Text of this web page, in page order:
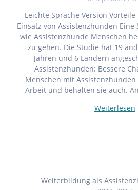
Leichte Sprache Version
Einsatz von Assistenzhunden
wie Assistenzhunde Menschen
zu gehen. Die Studie hat 19
Jahren und 6 Ländern
Assistenzhunden: Bessere
Menschen mit
Arbeit und behalten sie auch.
Weiterlesen
Weiterbildung als